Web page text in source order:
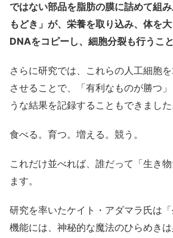
ではない部品を脂肪の膜に詰めて組
もどき」が、栄養を取り込み、体を
DNAをコピーし、細胞分裂も行うこ
さらに研究では、これらの人工細胞
させることで、「有利なものが勝つ
うな結果を記録することもできました
食べる。育つ。増える。競う。
これだけ並べれば、誰だって「生き
ます。
研究を率いたケイト・アダマラ氏は
機能には、神秘的な魔法のひらめき